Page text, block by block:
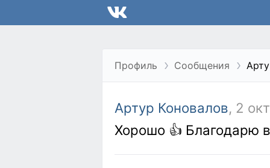
Профиль Сообщения
Артур Коновалов, 2
Хорошо 👍 Благодарю